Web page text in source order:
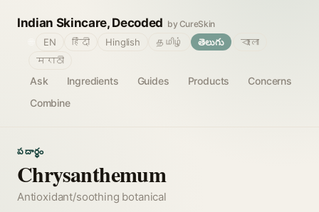
Indian Skincare, Decoded by CureSkin
Ask Ingredients Guides Products
Concerns
Combine
EN हिंदी Hinglish தமிழ் తెలుగు
বাংলা
मराठी
పదార్థం
Chrysanthemum
Antioxidant/soothing botanical